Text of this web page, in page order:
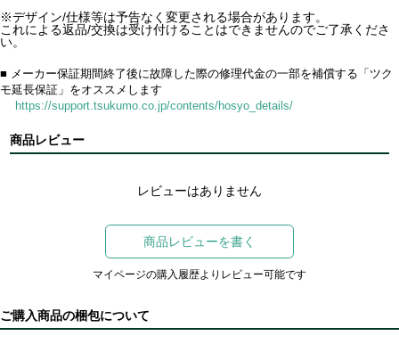
※デザイン/仕様等は予告なく変更される場合があります。
これによる返品/交換は受け付けることはできませんのでご了承くださ
い。
■ メーカー保証期間終了後に故障した際の修理代金の一部を補償する「ツク
モ延長保証」をオススメします
https://support.tsukumo.co.jp/contents/hosyo_details/
商品レビュー
レビューはありません
商品レビューを書く
マイページの購入履歴よりレビュー可能です
ご購入商品の梱包について